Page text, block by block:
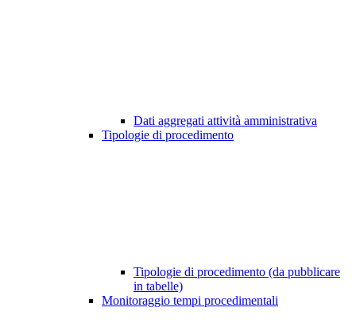
Dati aggregati attività amministrativa
Tipologie di procedimento
Tipologie di procedimento (da pubblicare
in tabelle)
Monitoraggio tempi procedimentali